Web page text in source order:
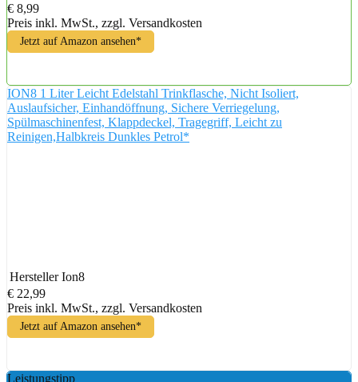
€ 8,99
Preis inkl. MwSt., zzgl. Versandkosten
Jetzt auf Amazon ansehen*
ION8 1 Liter Leicht Edelstahl Trinkflasche, Nicht Isoliert,
Auslaufsicher, Einhandöffnung, Sichere Verriegelung,
Spülmaschinenfest, Klappdeckel, Tragegriff, Leicht zu
Reinigen,Halbkreis Dunkles Petrol*
Hersteller Ion8
€ 22,99
Preis inkl. MwSt., zzgl. Versandkosten
Jetzt auf Amazon ansehen*
Leistungstipp